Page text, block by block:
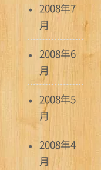
2008年7
月
2008年6
月
2008年5
月
2008年4
月